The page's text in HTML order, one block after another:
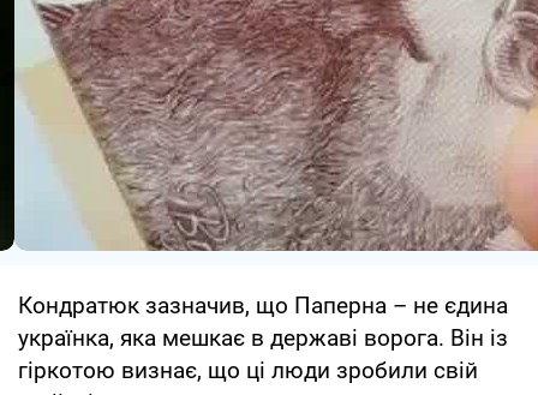
Кондратюк зазначив, що Паперна – не єдина
українка, яка мешкає в державі ворога. Він із
гіркотою визнає, що ці люди зробили свій